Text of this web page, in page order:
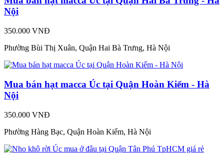
Nội
350.000 VNĐ
Phường Bùi Thị Xuân, Quận Hai Bà Trưng, Hà Nội
Mua bán hạt macca Úc tại Quận Hoàn Kiếm - Hà
Nội
350.000 VNĐ
Phường Hàng Bạc, Quận Hoàn Kiếm, Hà Nội